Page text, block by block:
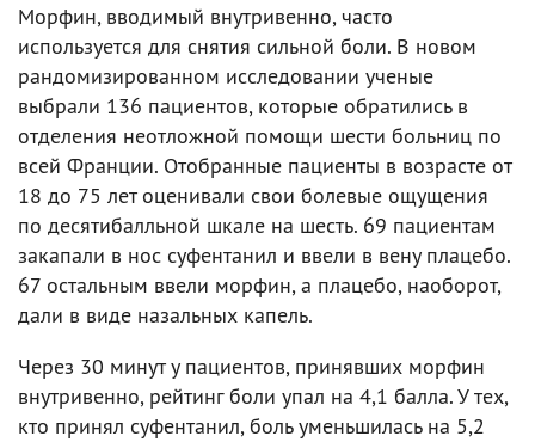
Морфин, вводимый внутривенно, часто
используется для снятия сильной боли. В новом
рандомизированном исследовании ученые
выбрали 136 пациентов, которые обратились в
отделения неотложной помощи шести больниц по
всей Франции. Отобранные пациенты в возрасте от
18 до 75 лет оценивали свои болевые ощущения
по десятибалльной шкале на шесть. 69 пациентам
закапали в нос суфентанил и ввели в вену плацебо.
67 остальным ввели морфин, а плацебо, наоборот,
дали в виде назальных капель.
Через 30 минут у пациентов, принявших морфин
внутривенно, рейтинг боли упал на 4,1 балла. У тех,
кто принял суфентанил, боль уменьшилась на 5,2